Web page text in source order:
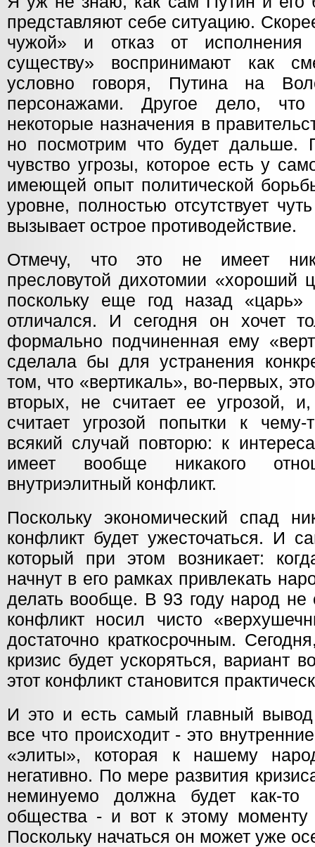
представляют себе ситуацию.
чужой» и отказ от исполнения
существу» воспринимают как
условно говоря, Путина на
персонажами. Другое дело,
некоторые назначения в
но посмотрим что будет дальше.
чувство угрозы, которое есть у
имеющей опыт политической
уровне, полностью отсутствует
вызывает острое противодействие.
Отмечу, что это не имеет
пресловутой дихотомии «хороший
поскольку еще год назад
отличался. И сегодня он хочет
формально подчиненная ему
сделала бы для устранения
том, что «вертикаль», во-первых,
вторых, не считает ее угрозой, и,
считает угрозой попытки к
всякий случай повторю: к
имеет вообще никакого
внутриэлитный конфликт.
Поскольку экономический спад
конфликт будет ужесточаться. И
который при этом возникает:
начнут в его рамках привлекать
делать вообще. В 93 году народ не
конфликт носил чисто
достаточно краткосрочным.
кризис будет ускоряться, вариант
этот конфликт становится
И это и есть самый главный вывод
все что происходит - это
«элиты», которая к нашему
негативно. По мере развития
неминуемо должна будет как-то
общества - и вот к этому
Поскольку начаться он может уже